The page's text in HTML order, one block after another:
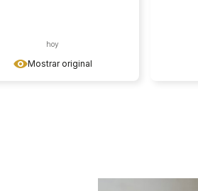
Mostrar original
hoy